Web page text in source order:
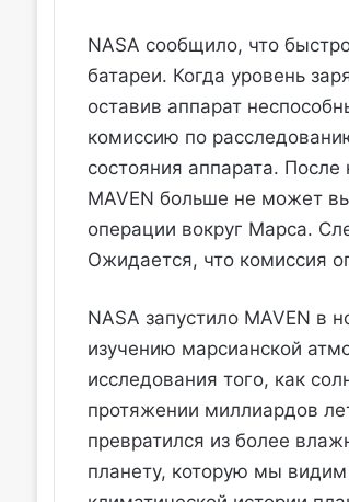
NASA сообщило, что
батареи. Когда уровень
оставив аппарат
комиссию по
состояния аппарата.
MAVEN больше не может
операции вокруг Марса.
Ожидается, что комиссия
NASA запустило MAVEN в
изучению марсианской
исследования того, как
протяжении миллиардов
превратился из более
планету, которую мы